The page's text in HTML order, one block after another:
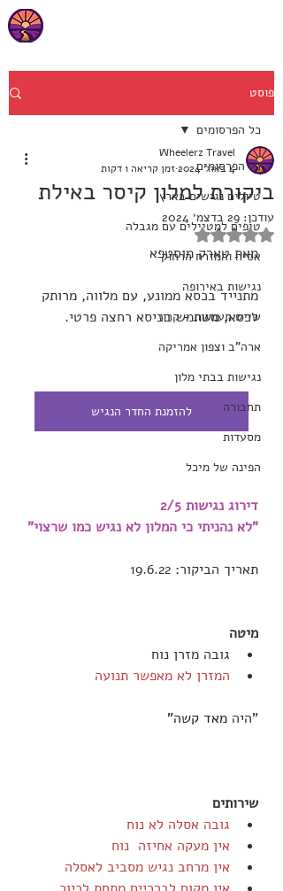
פוסט
כל הפרסומים
טיולים נגישים בארץ
טיפים למטיילים עם מגבלה
אסיה והמזרח הרחוק
נגישות באירופה
שייט תענוגות - קרוז
ארה"ב וצפון אמריקה
נגישות בבתי מלון
תחבורה
מסעדות
הפינה של מיכל
כל הפרסומים
ביקורת למלון קיסר באילת
Wheelerz Travel
4 באוג׳ 2024
זמן קריאה 1 דקות
עודכן: 29 בדצמ׳ 2024
דירוג של NaN מתוך 5 כוכבים
מאת טארק מוסטפא
מתנייד בכסא ממונע, עם מלווה, מרותק
לכסא, משתמש בכיסא רחצה פרטי.
להזמנת החדר הנגיש
דירוג נגישות 2/5
"לא נהניתי כי המלון לא נגיש כמו שרצוי"
תאריך הביקור: 19.6.22
מיטה
גובה מזרן נוח
המזרן לא מאפשר תנועה
"היה מאד קשה"
שירותים
גובה אסלה לא נוח
אין מעקה אחיזה  נוח
אין מרחב נגיש מסביב לאסלה